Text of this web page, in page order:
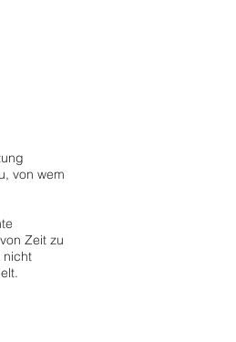
von wem
Zeit zu
nicht